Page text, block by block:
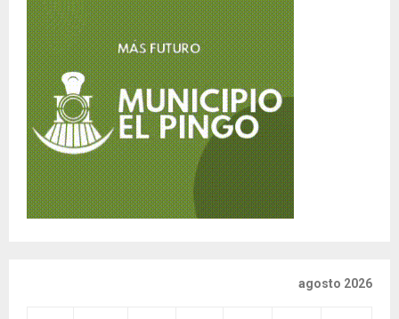
agosto 2026